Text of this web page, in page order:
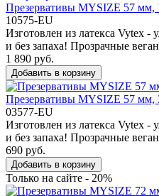
Презервативы MYSIZE 57 мм,
10575-EU
Изготовлен из латекса Vytex -
и без запаха! Прозрачные
1 890 руб.
Добавить в корзину
Презервативы MYSIZE 57 мм,
03577-EU
Изготовлен из латекса Vytex -
и без запаха! Прозрачные
690 руб.
Добавить в корзину
Только на сайте - 20%